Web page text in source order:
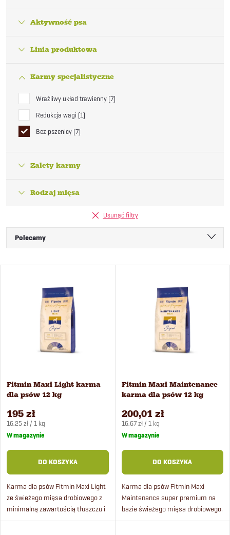
Aktywność psa
Linia produktowa
Karmy specjalistyczne
Wrażliwy układ trawienny 7
Redukcja wagi 1
Bez pszenicy 7
Zalety karmy
Rodzaj mięsa
Usunąć filtry
S
o
a
n
i
e
p
r
Polecamy
Najczęściej sprzedawane
Alfabetycznie
a
p
r
o
d
u
Fitmin Maxi Light karma
dla psów 12 kg
195 zł
Cena
jednostkowa:
16,25 zł / 1 kg
W magazynie
DO KOSZYKA
Karma dla psów Fitmin Maxi Light
ze świeżego mięsa drobiowego z
minimalną zawartością tłuszczu i
olejów, odpowiednia dla psów z
Fitmin Maxi Maintenance
karma dla psów 12 kg
200,01 zł
Cena
jednostkowa:
16,67 zł / 1 kg
W magazynie
DO KOSZYKA
Karma dla psów Fitmin Maxi
Maintenance super premium na
bazie świeżego mięsa drobiowego.
Idealna karma dla psów ras